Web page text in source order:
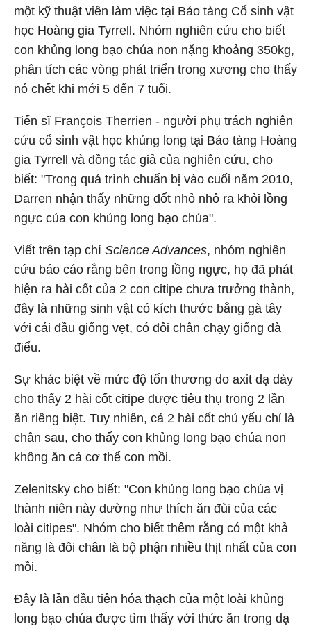
một kỹ thuật viên làm việc tại Bảo tàng Cổ sinh vật
học Hoàng gia Tyrrell. Nhóm nghiên cứu cho biết
con khủng long bạo chúa non nặng khoảng 350kg,
phân tích các vòng phát triển trong xương cho thấy
nó chết khi mới 5 đến 7 tuổi.
Tiến sĩ François Therrien - người phụ trách nghiên
cứu cổ sinh vật học khủng long tại Bảo tàng Hoàng
gia Tyrrell và đồng tác giả của nghiên cứu, cho
biết: "Trong quá trình chuẩn bị vào cuối năm 2010,
Darren nhận thấy những đốt nhỏ nhô ra khỏi lồng
ngực của con khủng long bạo chúa".
Viết trên tạp chí Science Advances, nhóm nghiên
cứu báo cáo rằng bên trong lồng ngực, họ đã phát
hiện ra hài cốt của 2 con citipe chưa trưởng thành,
đây là những sinh vật có kích thước bằng gà tây
với cái đầu giống vẹt, có đôi chân chạy giống đà
điểu.
Sự khác biệt về mức độ tổn thương do axit dạ dày
cho thấy 2 hài cốt citipe được tiêu thụ trong 2 lần
ăn riêng biệt. Tuy nhiên, cả 2 hài cốt chủ yếu chỉ là
chân sau, cho thấy con khủng long bạo chúa non
không ăn cả cơ thể con mồi.
Zelenitsky cho biết: "Con khủng long bạo chúa vị
thành niên này dường như thích ăn đùi của các
loài citipes". Nhóm cho biết thêm rằng có một khả
năng là đôi chân là bộ phận nhiều thịt nhất của con
mồi.
Đây là lần đầu tiên hóa thạch của một loài khủng
long bạo chúa được tìm thấy với thức ăn trong dạ